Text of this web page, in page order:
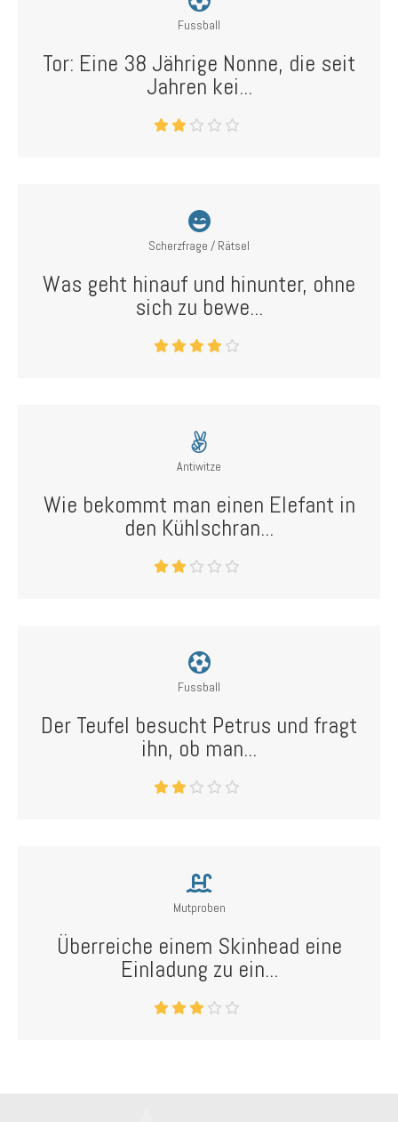
Fussball
Tor: Eine 38 Jährige Nonne, die seit
Jahren kei...
Scherzfrage / Rätsel
Was geht hinauf und hinunter, ohne
sich zu bewe...
Antiwitze
Wie bekommt man einen Elefant in
den Kühlschran...
Fussball
Der Teufel besucht Petrus und fragt
ihn, ob man...
Mutproben
Überreiche einem Skinhead eine
Einladung zu ein...